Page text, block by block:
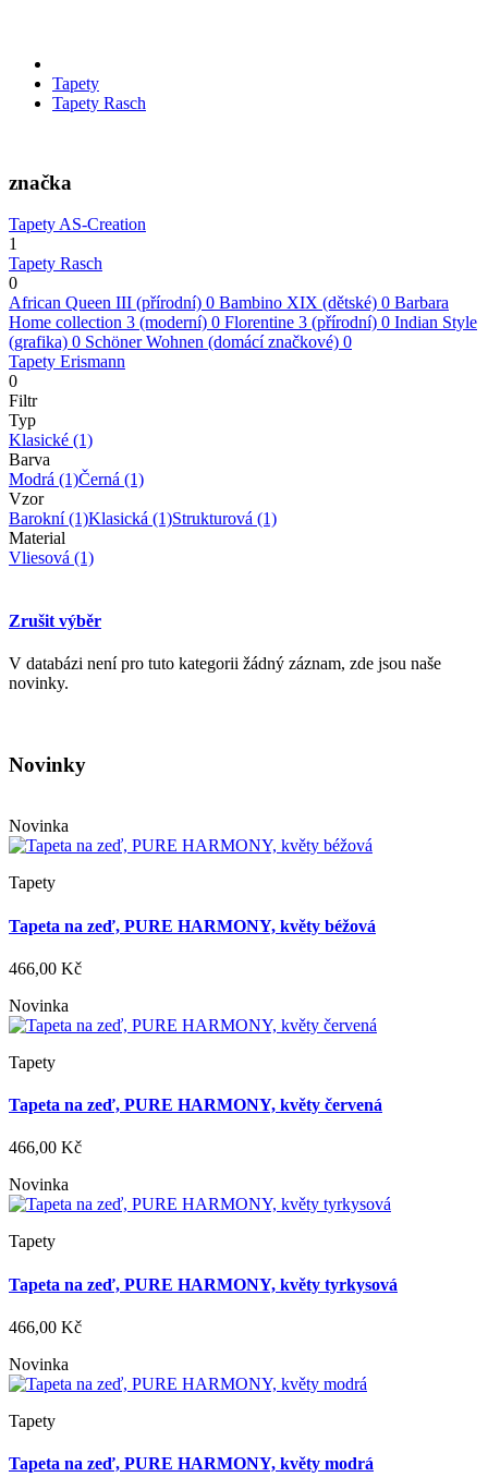
Tapety
Tapety Rasch
značka
Tapety AS-Creation
1
Tapety Rasch
0
African Queen III (přírodní) 0 Bambino XIX (dětské) 0 Barbara
Home collection 3 (moderní) 0 Florentine 3 (přírodní) 0 Indian Style
(grafika) 0 Schöner Wohnen (domácí značkové) 0
Tapety Erismann
0
Filtr
Typ
Klasické (1)
Barva
Modrá (1)Černá (1)
Vzor
Barokní(1)Klasická (1)Strukturová (1)
Material
Vliesová (1)
Zrušit výběr
V databázi není pro tuto kategorii žádný záznam, zde jsou naše
novinky.
Novinky
Novinka
Tapety
Tapeta na zeď, PURE HARMONY, květy béžová
466,00 Kč
Novinka
Tapety
Tapeta na zeď, PURE HARMONY, květy červená
466,00 Kč
Novinka
Tapety
Tapeta na zeď, PURE HARMONY, květy tyrkysová
466,00 Kč
Novinka
Tapety
Tapeta na zeď, PURE HARMONY, květy modrá